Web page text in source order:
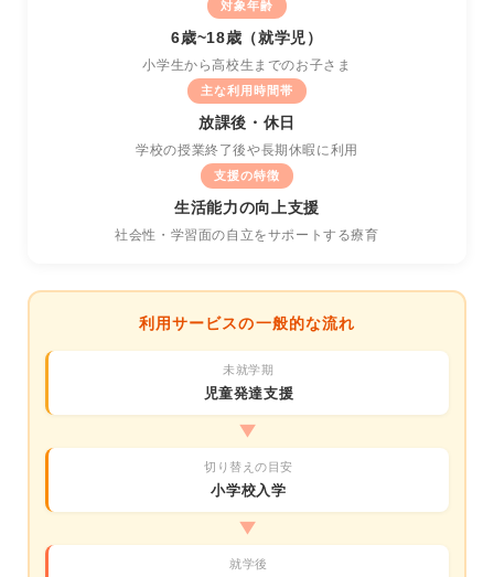
対象年齢
6歳~18歳（就学児）
小学生から高校生までのお子さま
主な利用時間帯
放課後・休日
学校の授業終了後や長期休暇に利用
支援の特徴
生活能力の向上支援
社会性・学習面の自立をサポートする療育
利用サービスの一般的な流れ
未就学期
児童発達支援
▶
切り替えの目安
小学校入学
▶
就学後